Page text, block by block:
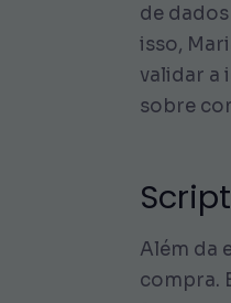
de
isso,
validar a
sobre
Além da
compra.